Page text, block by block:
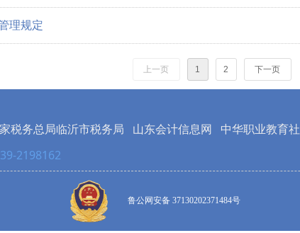
理规定
上一页 1 2 下一页
2198162
税务总局临沂市税务局 山东会计信息网 中华职业教育社
鲁公网安备 37130202371484号